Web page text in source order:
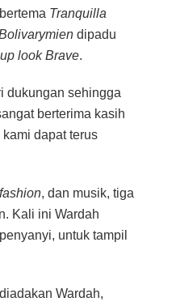
Tranquilla
dipadu
look Brave.
dukungan sehingga
berterima kasih
dapat terus
fashion, dan musik, tiga
Kali ini Wardah
untuk tampil
Wardah,